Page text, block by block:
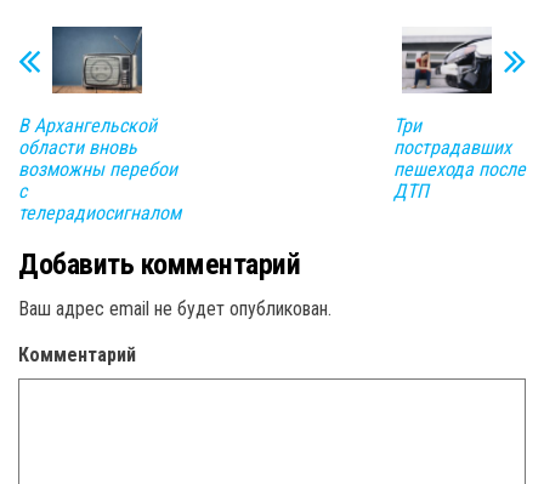
В Архангельской
области вновь
возможны перебои
с
телерадиосигналом
Три
пострадавших
пешехода после
ДТП
Добавить комментарий
Ваш адрес email не будет опубликован.
Комментарий